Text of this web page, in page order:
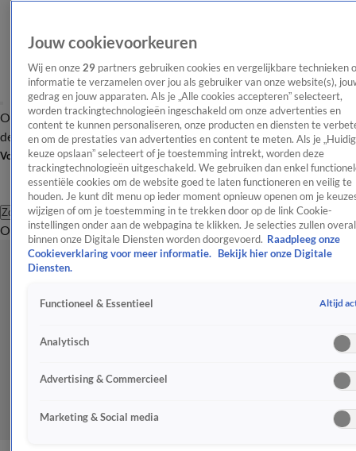
OverzichtAfleveringen Entertainment TV Algemeen
Tip
de redactieNieuwsbrief
Volg Shownieuws
Zoeken
OverzichtEntertainmentSpraakmakendRealityCrimeVideo's
Jouw cookievoorkeuren
Wij en onze 29 partners gebruiken cookies en vergelijkbare technieken
informatie te verzamelen over jou als gebruiker van onze website(s),
gedrag en jouw apparaten. Als je „Alle cookies accepteren” selecteert,
worden trackingtechnologieën ingeschakeld om onze advertenties en
content te kunnen personaliseren, onze producten en diensten te
en om de prestaties van advertenties en content te meten. Als je
keuze opslaan” selecteert of je toestemming intrekt, worden deze
trackingtechnologieën uitgeschakeld. We gebruiken dan enkel
essentiële cookies om de website goed te laten functioneren en veilig te
houden. Je kunt dit menu op ieder moment opnieuw openen om je
wijzigen of om je toestemming in te trekken door op de link Cookie-
instellingen onder aan de webpagina te klikken. Je selecties zullen overal
binnen onze Digitale Diensten worden doorgevoerd. Raadpleeg onze
Cookieverklaring voor meer informatie.
Bekijk hier onze Digitale
Diensten.
Functioneel & Essentieel Altijd
Analytisch
Advertising & Commercieel
Marketing & Social media